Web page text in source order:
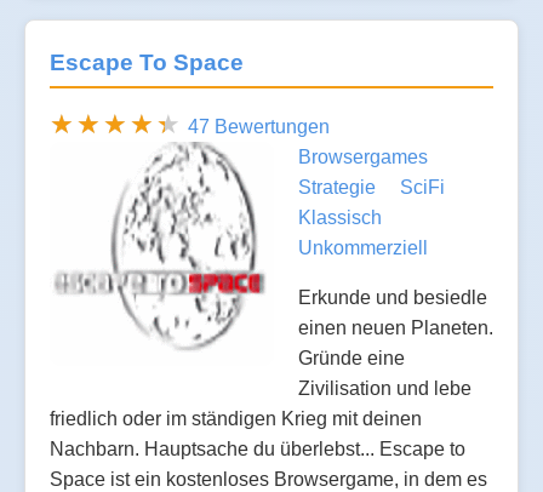
Escape To Space
47 Bewertungen
Browsergames
Strategie
SciFi
Klassisch
Unkommerziell
Erkunde und besiedle
einen neuen Planeten.
Gründe eine
Zivilisation und lebe
friedlich oder im ständigen Krieg mit deinen
Nachbarn. Hauptsache du überlebst... Escape to
Space ist ein kostenloses Browsergame, in dem es